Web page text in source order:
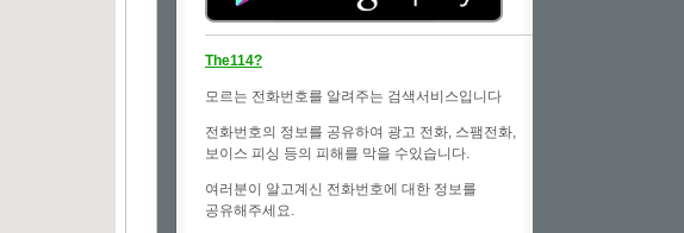
The114?
모르는 전화번호를 알려주는 검색서비스입니다
전화번호의 정보를 공유하여 광고 전화, 스팸전화,
보이스 피싱 등의 피해를 막을 수있습니다.
여러분이 알고계신 전화번호에 대한 정보를
공유해주세요.